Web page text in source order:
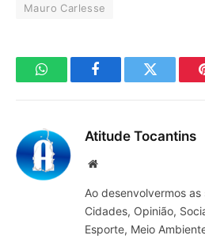
Mauro Carlesse
WhatsAppFacebookTwitter
Atitude Tocantins
Site
Ao desenvolvermos
Cidades, Opinião,
Esporte, Meio